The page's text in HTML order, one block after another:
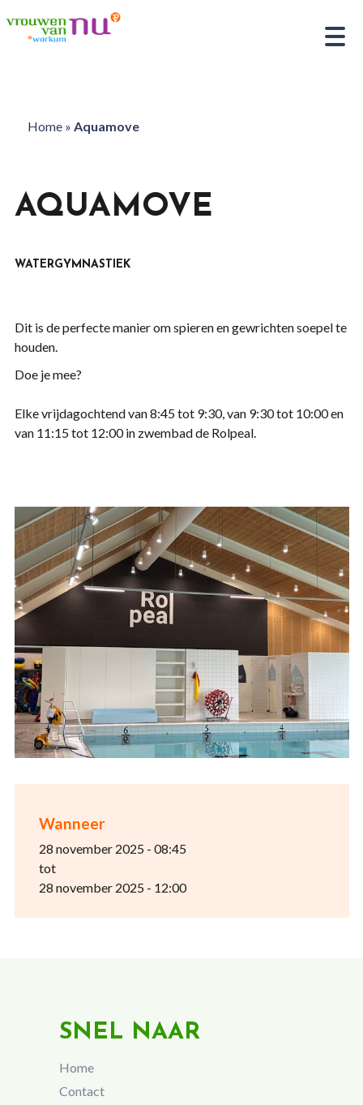
Home» Aquamove
Wanneer
28 november 2025 - 08:45
tot
28 november 2025 - 12:00
AQUAMOVE
WATERGYMNASTIEK
Dit is de perfecte manier om spieren en gewrichten soepel te
houden.
Doe je mee?
Elke vrijdagochtend van 8:45 tot 9:30, van 9:30 tot 10:00 en
van 11:15 tot 12:00 in zwembad de Rolpeal.
SNEL NAAR
Home
Contact